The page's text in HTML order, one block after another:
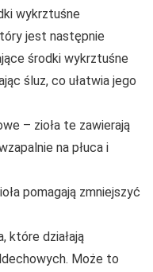
wykrztuśne
jest następnie
środki wykrztuśne
śluz, co ułatwia jego
– zioła te zawierają
na płuca i
pomagają zmniejszyć
które działają
Może to